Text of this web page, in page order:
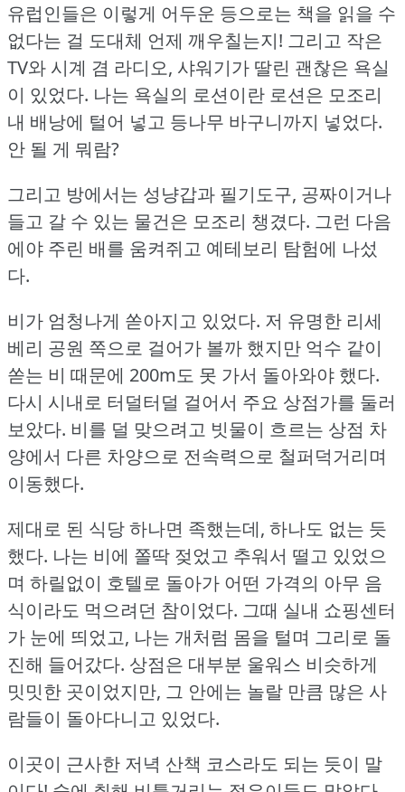
유럽인들은 이렇게 어두운 등으로는 책을 읽을 수
없다는 걸 도대체 언제 깨우칠는지! 그리고 작은
TV와 시계 겸 라디오, 샤워기가 딸린 괜찮은 욕실
이 있었다. 나는 욕실의 로션이란 로션은 모조리
내 배낭에 털어 넣고 등나무 바구니까지 넣었다.
안 될 게 뭐람?
그리고 방에서는 성냥갑과 필기도구, 공짜이거나
들고 갈 수 있는 물건은 모조리 챙겼다. 그런 다음
에야 주린 배를 움켜쥐고 예테보리 탐험에 나섰
다.
비가 엄청나게 쏟아지고 있었다. 저 유명한 리세
베리 공원 쪽으로 걸어가 볼까 했지만 억수 같이
쏟는 비 때문에 200m도 못 가서 돌아와야 했다.
다시 시내로 터덜터덜 걸어서 주요 상점가를 둘러
보았다. 비를 덜 맞으려고 빗물이 흐르는 상점 차
양에서 다른 차양으로 전속력으로 철퍼덕거리며
이동했다.
제대로 된 식당 하나면 족했는데, 하나도 없는 듯
했다. 나는 비에 쫄딱 젖었고 추워서 떨고 있었으
며 하릴없이 호텔로 돌아가 어떤 가격의 아무 음
식이라도 먹으려던 참이었다. 그때 실내 쇼핑센터
가 눈에 띄었고, 나는 개처럼 몸을 털며 그리로 돌
진해 들어갔다. 상점은 대부분 울워스 비슷하게
밋밋한 곳이었지만, 그 안에는 놀랄 만큼 많은 사
람들이 돌아다니고 있었다.
이곳이 근사한 저녁 산책 코스라도 되는 듯이 말